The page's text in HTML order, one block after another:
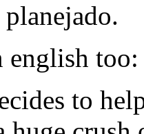
english too:
to